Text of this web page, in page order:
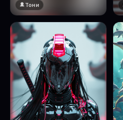
🔞 18+
Натисни за преглед
Тони